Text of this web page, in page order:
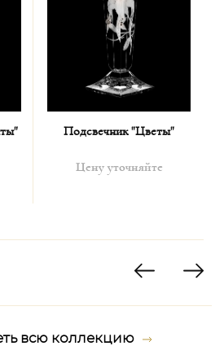
Подсвечник "Цветы"
Цену уточняйте
всю коллекцию